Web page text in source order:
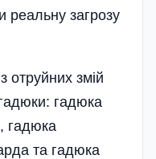
реальну загрозу
отруйних змій
гадюка
гадюка
та гадюка